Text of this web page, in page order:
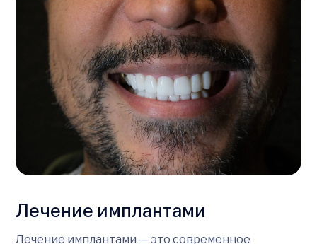
Лечение имплантами
Лечение имплантами — это современное